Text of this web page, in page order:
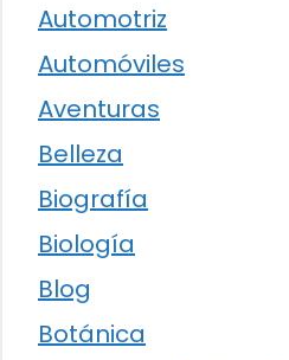
Automotriz
Automóviles
Aventuras
Belleza
Biografía
Biología
Blog
Botánica